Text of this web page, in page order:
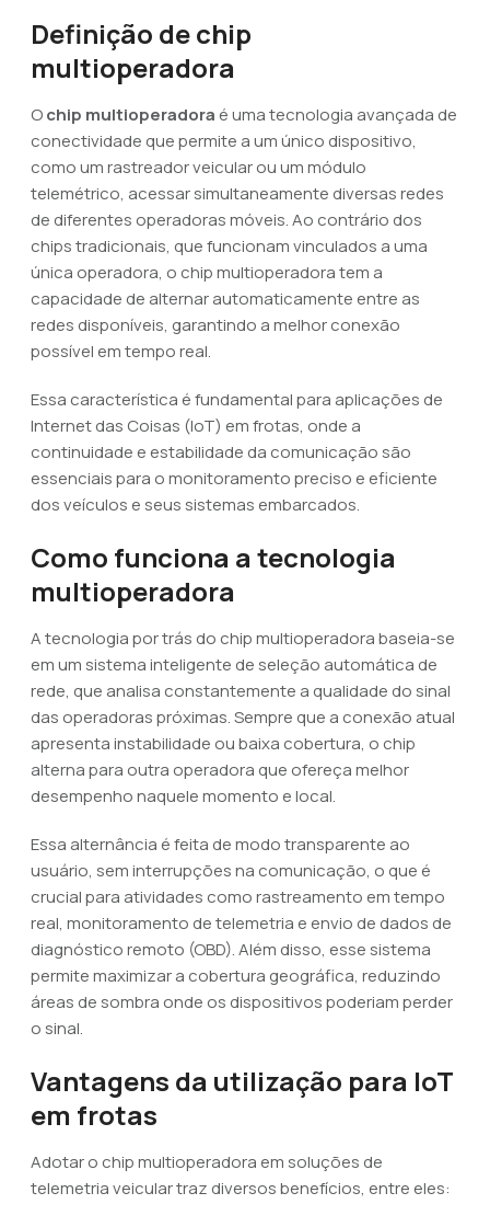
Definição de chip
multioperadora
Ochip multioperadora é uma tecnologia avançada de
conectividade que permite a um único dispositivo,
como um rastreador veicular ou um módulo
telemétrico, acessar simultaneamente diversas redes
de diferentes operadoras móveis. Ao contrário dos
chips tradicionais, que funcionam vinculados a uma
única operadora, o chip multioperadora tem a
capacidade de alternar automaticamente entre as
redes disponíveis, garantindo a melhor conexão
possível em tempo real.
Essa característica é fundamental para aplicações de
Internet das Coisas (IoT) em frotas, onde a
continuidade e estabilidade da comunicação são
essenciais para o monitoramento preciso e eficiente
dos veículos e seus sistemas embarcados.
Como funciona a tecnologia
multioperadora
A tecnologia por trás do chip multioperadora baseia-se
em um sistema inteligente de seleção automática de
rede, que analisa constantemente a qualidade do sinal
das operadoras próximas. Sempre que a conexão atual
apresenta instabilidade ou baixa cobertura, o chip
alterna para outra operadora que ofereça melhor
desempenho naquele momento e local.
Essa alternância é feita de modo transparente ao
usuário, sem interrupções na comunicação, o que é
crucial para atividades como rastreamento em tempo
real, monitoramento de telemetria e envio de dados de
diagnóstico remoto (OBD). Além disso, esse sistema
permite maximizar a cobertura geográfica, reduzindo
áreas de sombra onde os dispositivos poderiam perder
o sinal.
Vantagens da utilização para IoT
em frotas
Adotar o chip multioperadora em soluções de
telemetria veicular traz diversos benefícios, entre eles: